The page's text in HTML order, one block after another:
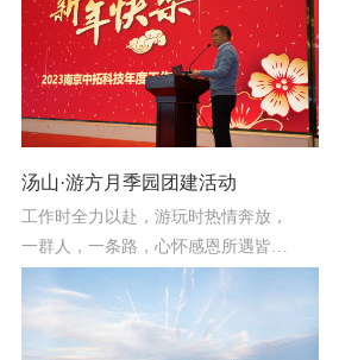
汤山·游方月季园团建活动
工作时全力以赴，游玩时热情奔放，
一群人，一条路，心怀感恩所遇皆美